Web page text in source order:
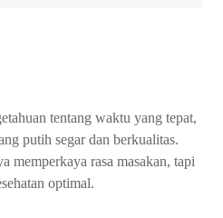
tentang waktu yang tepat,
putih segar dan berkualitas.
memperkaya rasa masakan, tapi
optimal.